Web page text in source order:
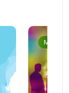
Musica